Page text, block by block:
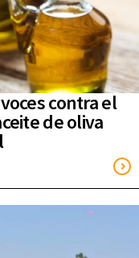
contra el
de oliva